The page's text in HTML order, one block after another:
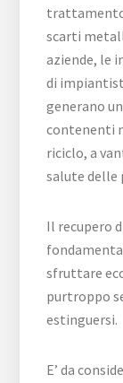
scarti
aziende, le
di
generano
contenenti
riciclo, a
salute delle
Il recupero
sfruttare
purtroppo
estinguersi.
E’ da